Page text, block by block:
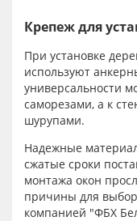
Крепеж для
При установке
используют
универсальности
саморезами, а к
шурупами.
Надежные
сжатые сроки
монтажа окон
причины для
компанией "ФБХ